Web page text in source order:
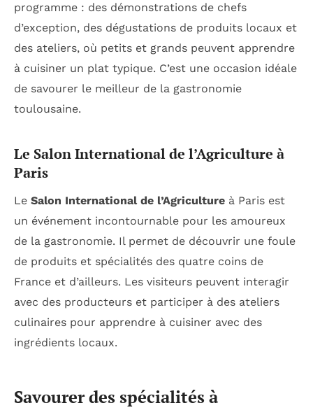
programme : des démonstrations de chefs
d’exception, des dégustations de produits locaux et
des ateliers, où petits et grands peuvent apprendre
à cuisiner un plat typique. C’est une occasion idéale
de savourer le meilleur de la gastronomie
toulousaine.
Le Salon International de l’Agriculture à
Paris
Le Salon International de l’Agriculture à Paris est
un événement incontournable pour les amoureux
de la gastronomie. Il permet de découvrir une foule
de produits et spécialités des quatre coins de
France et d’ailleurs. Les visiteurs peuvent interagir
avec des producteurs et participer à des ateliers
culinaires pour apprendre à cuisiner avec des
ingrédients locaux.
Savourer des spécialités à